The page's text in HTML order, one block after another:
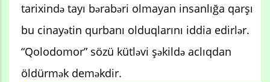
tarixində tayı bərabəri olmayan insanlığa qarşı
bu cinayətin qurbanı olduqlarını iddia edirlər.
“Qolodomor” sözü kütləvi şəkildə aclıqdan
öldürmək deməkdir.